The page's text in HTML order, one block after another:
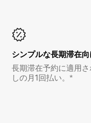
シンプルな長期滞在
長期滞在予約に適用
しの月1回払い。*